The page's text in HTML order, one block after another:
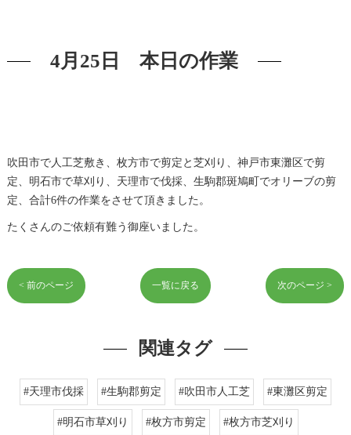
4月25日 本日の作業
吹田市で人工芝敷き、枚方市で剪定と芝刈り、神戸市東灘区で剪
定、明石市で草刈り、天理市で伐採、生駒郡斑鳩町でオリーブの剪
定、合計6件の作業をさせて頂きました。
たくさんのご依頼有難う御座いました。
< 前のページ 一覧に戻る 次のページ >
関連タグ
#天理市伐採 #生駒郡剪定 #吹田市人工芝 #東灘区剪定
#明石市草刈り #枚方市剪定 #枚方市芝刈り